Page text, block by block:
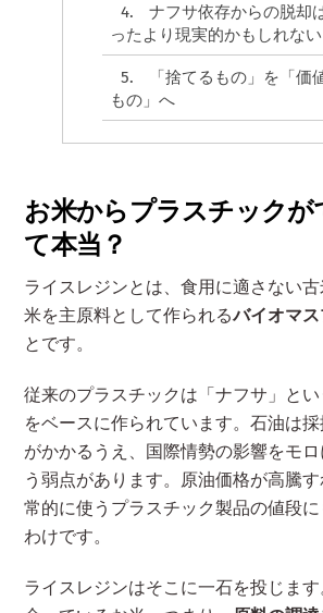
4.
ナフサ依存からの脱却
ったより現実的かもしれない
5.
「捨てるもの」を「価
もの」へ
お米からプラスチックが
て本当？
ライスレジンとは、食用に適さない
米を主原料として作られるバイオマ
とです。
従来のプラスチックは「ナフサ」と
をベースに作られています。石油は
がかかるうえ、国際情勢の影響をモ
う弱点があります。原油価格が高騰
常的に使うプラスチック製品の値段
わけです。
ライスレジンはそこに一石を投じま